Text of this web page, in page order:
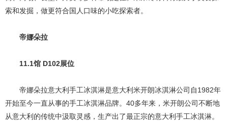
索和发掘，做更符合国人口味的小吃探索者。
帝娜朵拉
11.1馆 D102展位
帝娜朵拉意大利手工冰淇淋是意大利米开朗冰淇淋公司自1982年
开始至今一直从事的手工冰淇淋品牌。40多年来，米开朗公司不断地
从意大利的传统中汲取灵感，生产出了最正宗的意大利手工冰淇淋。